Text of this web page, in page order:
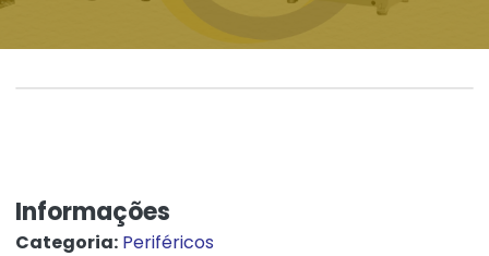
Informações
Categoria: Periféricos